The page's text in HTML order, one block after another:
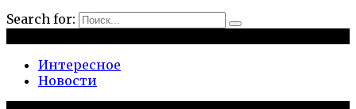
Search for:
Интересное
Новости